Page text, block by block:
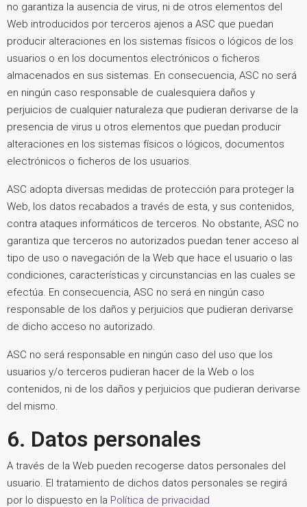
no garantiza la ausencia de virus, ni de otros elementos del
Web introducidos por terceros ajenos a ASC que puedan
producir alteraciones en los sistemas físicos o lógicos de los
usuarios o en los documentos electrónicos o ficheros
almacenados en sus sistemas. En consecuencia, ASC no será
en ningún caso responsable de cualesquiera daños y
perjuicios de cualquier naturaleza que pudieran derivarse de la
presencia de virus u otros elementos que puedan producir
alteraciones en los sistemas físicos o lógicos, documentos
electrónicos o ficheros de los usuarios.
ASC adopta diversas medidas de protección para proteger la
Web, los datos recabados a través de esta, y sus contenidos,
contra ataques informáticos de terceros. No obstante, ASC no
garantiza que terceros no autorizados puedan tener acceso al
tipo de uso o navegación de la Web que hace el usuario o las
condiciones, características y circunstancias en las cuales se
efectúa. En consecuencia, ASC no será en ningún caso
responsable de los daños y perjuicios que pudieran derivarse
de dicho acceso no autorizado.
ASC no será responsable en ningún caso del uso que los
usuarios y/o terceros pudieran hacer de la Web o los
contenidos, ni de los daños y perjuicios que pudieran derivarse
del mismo.
6. Datos personales
A través de la Web pueden recogerse datos personales del
usuario. El tratamiento de dichos datos personales se regirá
por lo dispuesto en la Política de privacidad